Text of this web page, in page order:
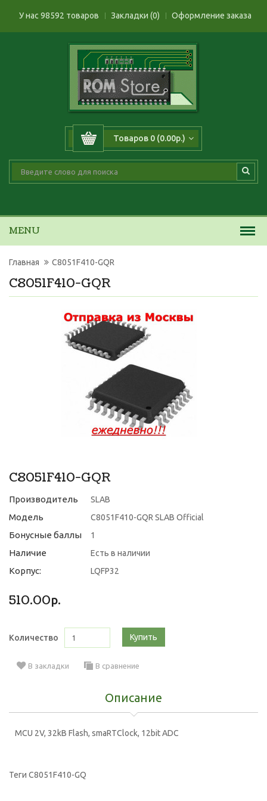
У нас 98592 товаров Закладки (0) Оформление заказа
Товаров 0 (0.00р.)
MENU
C8051F410-GQR
Главная C8051F410-GQR
C8051F410-GQR
Производитель SLAB
Модель C8051F410-GQR SLAB Official
Бонусные баллы 1
Наличие Есть в наличии
Корпус: LQFP32
510.00р.
Количество Купить
В закладки В сравнение
Описание
MCU 2V, 32kB Flash, smaRTClock, 12bit ADC
Теги C8051F410-GQ